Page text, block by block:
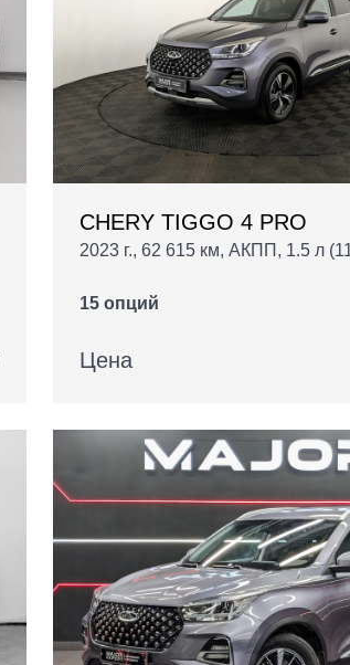
CHERY TIGGO 4 PRO
2023 г., 62 615 км, АКПП, 1.5 л
15 опций
Цена